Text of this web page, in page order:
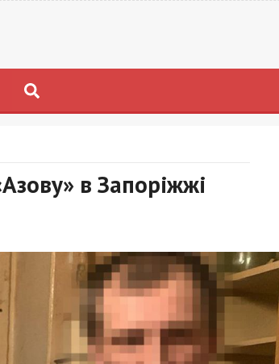
в Запоріжжі